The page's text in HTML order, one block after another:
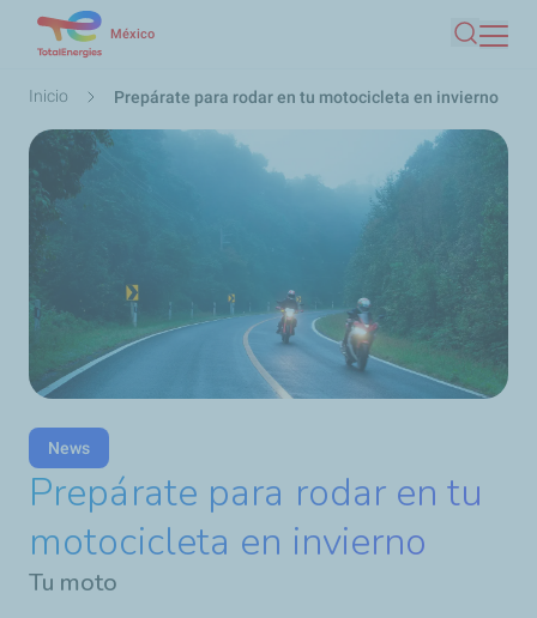
contenido
México
Buscar
Ruta
de
navegación
Inicio Prepárate para rodar en tu motocicleta en invierno
News
Prepárate para rodar en tu
motocicleta en invierno
Tu moto